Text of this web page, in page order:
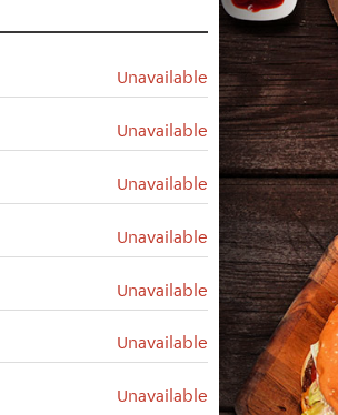
Unavailable
Unavailable
Unavailable
Unavailable
Unavailable
Unavailable
Unavailable